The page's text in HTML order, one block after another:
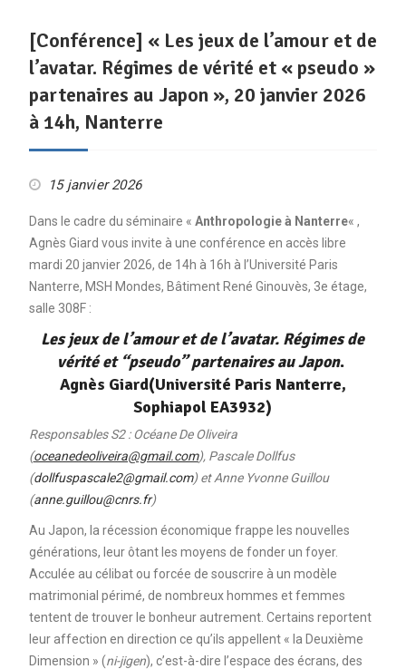
[Conférence] « Les jeux de l’amour et de
l’avatar. Régimes de vérité et « pseudo »
partenaires au Japon », 20 janvier 2026
à 14h, Nanterre
15 janvier 2026
Dans le cadre du séminaire « Anthropologie à Nanterre« ,
Agnès Giard vous invite à une conférence en accès libre
mardi 20 janvier 2026, de 14h à 16h à l’Université Paris
Nanterre, MSH Mondes, Bâtiment René Ginouvès, 3e étage,
salle 308F :
Les jeux de l’amour et de l’avatar. Régimes de
vérité et “pseudo” partenaires au Japon.
Agnès Giard(Université Paris Nanterre,
Sophiapol EA3932)
Responsables S2 : Océane De Oliveira
(oceanedeoliveira@gmail.com), Pascale Dollfus
(dollfuspascale2@gmail.com) et Anne Yvonne Guillou
(anne.guillou@cnrs.fr)
Au Japon, la récession économique frappe les nouvelles
générations, leur ôtant les moyens de fonder un foyer.
Acculée au célibat ou forcée de souscrire à un modèle
matrimonial périmé, de nombreux hommes et femmes
tentent de trouver le bonheur autrement. Certains reportent
leur affection en direction ce qu’ils appellent « la Deuxième
Dimension » (ni-jigen), c’est-à-dire l’espace des écrans, des